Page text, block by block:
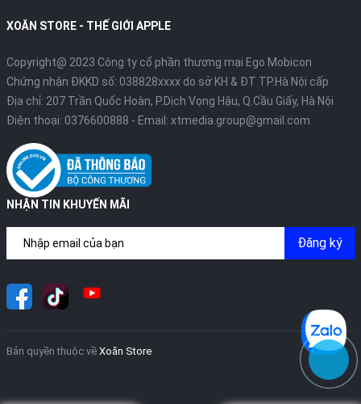
XOĂN STORE - THẾ GIỚI APPLE
Copyright@ 2023 Công ty cổ phần thương mại Ego Mobicon
Chứng nhận ĐKKD số: 038828xxxx do sở KH & ĐT TP.Hà Nội cấp
Địa chỉ: 207 Trần Quốc Hoàn, P.Dịch Vọng Hậu, Q.Cầu Giấy, Hà Nội
Điện thoại: 0376600888 - Email: xtmedia.group@gmail.com
NHẬN TIN KHUYẾN MÃI
Đăng ký
Bản quyền thuộc về Xoăn Store